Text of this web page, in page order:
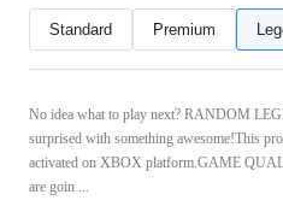
Standard Premium
No idea what to play next? RANDOM
surprised with something awesome!This
activated on XBOX platform.GAME
are goin ...